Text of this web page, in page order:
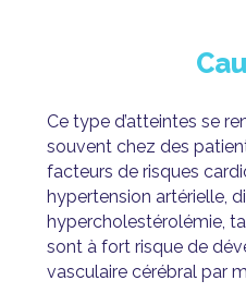
Ce type d’atteintes se
souvent chez des
facteurs de risques
hypertension artérielle,
hypercholestérolémie,
sont à fort risque de
vasculaire cérébral par